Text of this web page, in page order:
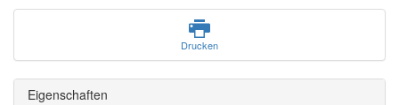
Drucken
Eigenschaften